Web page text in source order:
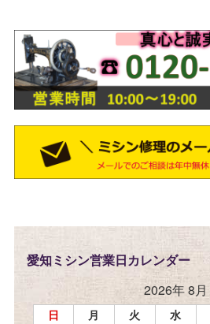
愛知ミシン営業日カレンダー
2026年 8月
日 月 火 水